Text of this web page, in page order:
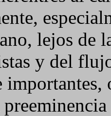
lejos de
y del